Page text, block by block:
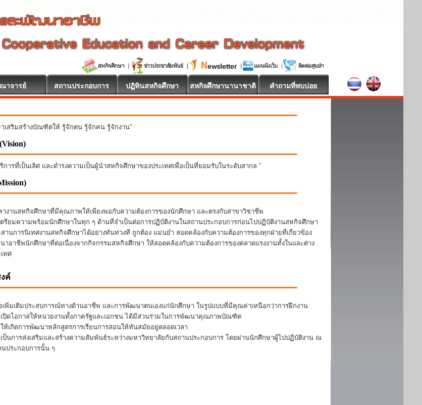
าจารย์ สถานประกอบการ ปฏิทินสหกิจศึกษา สหกิจศึกษานานาชาติ คำถามที่พบบ่อย
เสริมสร้างบัณฑิตให้ รู้จักตน รู้จักคน รู้จักงาน”
การที่เป็นเลิศ และดำรงความเป็นผู้นำสหกิจศึกษาของประเทศเพื่อเป็นที่ยอมรับในระดับสากล ”
างานสหกิจศึกษาที่มีคุณภาพให้เพียงพอกับความต้องการของนักศึกษา และตรงกับสาขาวิชาชีพ
ตรียมความพร้อมนักศึกษาในทุก ๆ ด้านที่จำเป็นต่อการปฏิบัติงานในสถานประกอบการก่อนไปปฏิบัติงานสหกิจศึกษา
สานการนิเทศงานสหกิจศึกษาได้อย่างทันท่วงที ถูกต้อง แม่นยำ สอดคล้องกับความต้องการของทุกฝ่ายที่เกี่ยวข้อง
าอาชีพนักศึกษาที่ต่อเนื่องจากกิจกรรมสหกิจศึกษา ให้สอดคล้องกับความต้องการของตลาดแรงงานทั้งในและต่าง
ทศ
ค์
เพิ่มเติมประสบการณ์ทางด้านอาชีพ และการพัฒนาตนเองแก่นักศึกษา ในรูปแบบที่มีคุณค่าเหนือกว่าการฝึกงาน
เปิดโอกาสให้หน่วยงานทั้งภาครัฐและเอกชน ได้มีส่วนร่วมในการพัฒนาคุณภาพบัณฑิต
ให้เกิดการพัฒนาหลักสูตรการเรียนการสอนให้ทันสมัยอยู่ตลอดเวลา
เป็นการส่งเสริมและสร้างความสัมพันธ์ระหว่างมหาวิทยาลัยกับสถานประกอบการ โดยผ่านนักศึกษาผู้ไปปฏิบัติงาน ณ
นประกอบการนั้น ๆ